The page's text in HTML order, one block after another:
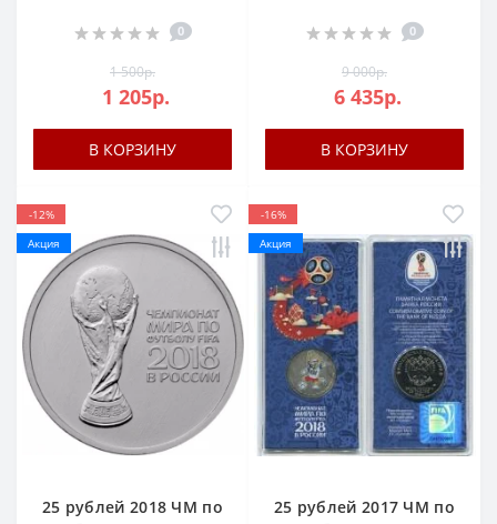
0
1 500р.
1 205р.
В КОРЗИНУ
0
9 000р.
6 435р.
В КОРЗИНУ
-12%
Акция
25 рублей 2018 ЧМ по
-16%
Акция
25 рублей 2017 ЧМ по